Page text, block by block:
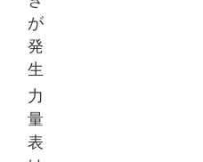
が
発
生
力
量
表